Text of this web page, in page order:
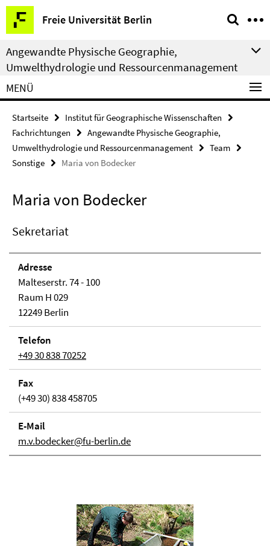
Springe
direkt
zu
Inhalt
Freie Universität Berlin
Service-
Navigation
Angewandte Physische Geographie,
Umwelthydrologie und Ressourcenmanagement
MENÜ
Startseite
Institut für Geographische Wissenschaften
Fachrichtungen
Angewandte Physische Geographie,
Umwelthydrologie und Ressourcenmanagement
Team
Sonstige
Maria von Bodecker
Maria von Bodecker
Sekretariat
Adresse
Malteserstr. 74 - 100
Raum H 029
12249 Berlin
Telefon
+49 30 838 70252
Fax
(+49 30) 838 458705
E-Mail
m.v.bodecker@fu-berlin.de